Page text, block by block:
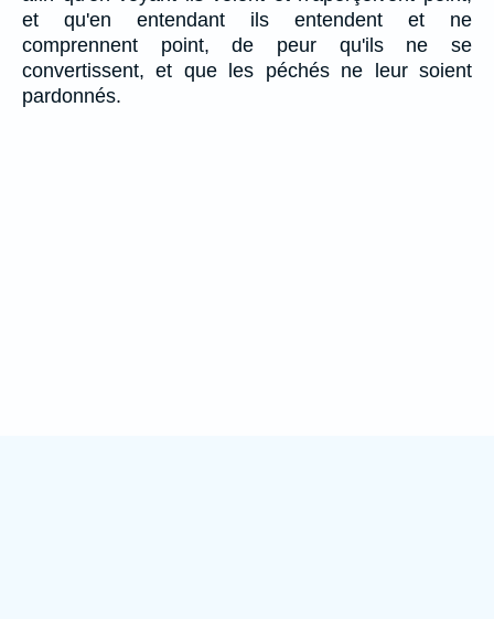
et qu'en entendant ils entendent et ne
comprennent point, de peur qu'ils ne se
convertissent, et que les péchés ne leur soient
pardonnés.